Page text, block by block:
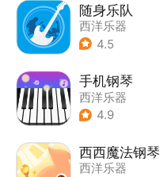
随身乐队
西洋乐器
4.5
手机钢琴
西洋乐器
4.9
西西魔法钢琴
西洋乐器